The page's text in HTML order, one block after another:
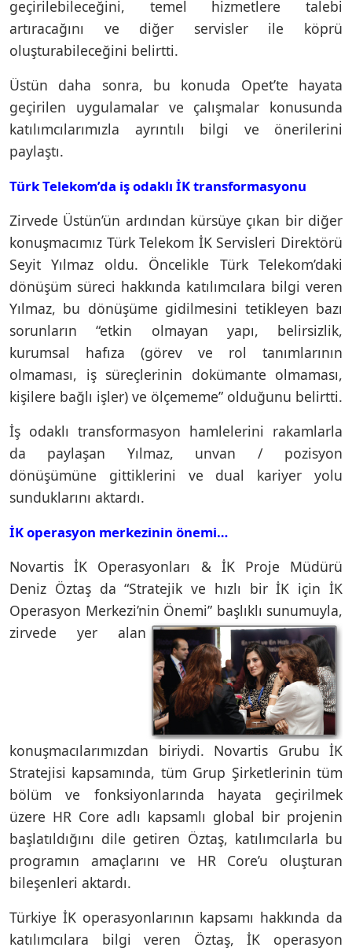
geçirilebileceğini, temel hizmetlere talebi
artıracağını ve diğer servisler ile köprü
oluşturabileceğini belirtti.
Üstün daha sonra, bu konuda Opet’te hayata
geçirilen uygulamalar ve çalışmalar konusunda
katılımcılarımızla ayrıntılı bilgi ve önerilerini
paylaştı.
Türk Telekom’da iş odaklı İK transformasyonu
Zirvede Üstün’ün ardından kürsüye çıkan bir diğer
konuşmacımız Türk Telekom İK Servisleri Direktörü
Seyit Yılmaz oldu. Öncelikle Türk Telekom’daki
dönüşüm süreci hakkında katılımcılara bilgi veren
Yılmaz, bu dönüşüme gidilmesini tetikleyen bazı
sorunların “etkin olmayan yapı, belirsizlik,
kurumsal hafıza (görev ve rol tanımlarının
olmaması, iş süreçlerinin dokümante olmaması,
kişilere bağlı işler) ve ölçememe” olduğunu belirtti.
İş odaklı transformasyon hamlelerini rakamlarla
da paylaşan Yılmaz, unvan / pozisyon
dönüşümüne gittiklerini ve dual kariyer yolu
sunduklarını aktardı.
İK operasyon merkezinin önemi…
Novartis İK Operasyonları & İK Proje Müdürü
Deniz Öztaş da “Stratejik ve hızlı bir İK için İK
Operasyon Merkezi’nin Önemi” başlıklı sunumuyla,
zirvede yer alan
konuşmacılarımızdan biriydi. Novartis Grubu İK
Stratejisi kapsamında, tüm Grup Şirketlerinin tüm
bölüm ve fonksiyonlarında hayata geçirilmek
üzere HR Core adlı kapsamlı global bir projenin
başlatıldığını dile getiren Öztaş, katılımcılarla bu
programın amaçlarını ve HR Core’u oluşturan
bileşenleri aktardı.
Türkiye İK operasyonlarının kapsamı hakkında da
katılımcılara bilgi veren Öztaş, İK operasyon